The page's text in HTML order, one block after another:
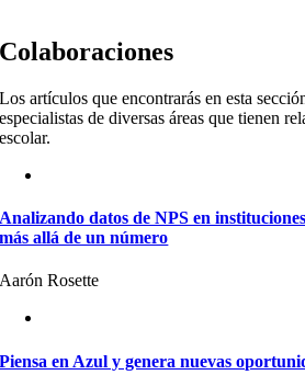
Colaboraciones
Los artículos que encontrarás en esta
especialistas de diversas áreas que tienen
escolar.
Analizando datos de NPS en
más allá de un número
Aarón Rosette
Piensa en Azul y genera nuevas